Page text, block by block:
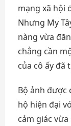
mạng xã hội
Nhưng My
nàng vừa
chẳng cần
của cô ấy đã
Bộ ảnh được
hộ hiện đại
cảm giác